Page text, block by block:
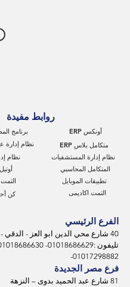
روابط مفيدة
برنامج
نظام إدارة
نظام
كن
أونكس ERP
تطبيقات الموبايل
متكامل بلاس ERP
المتكامل المحاسبي
نظام إدارة المستشفيات
التمت اكاديمى
الفرع الرئيسي
40 شارع محي الدين ابو العز - الدقي - الجيزة
تليفون :01018686629
-
01017298882
-
فرع مصر الجديدة
81 شارع عبد الحميد بدوى – النزهة